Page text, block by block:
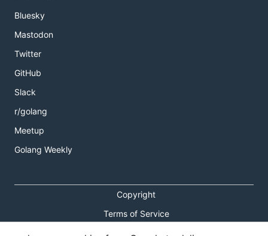
Bluesky
Mastodon
Twitter
GitHub
Slack
r/golang
Meetup
Golang Weekly
Copyright
Terms of Service
Privacy Policy